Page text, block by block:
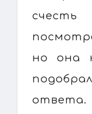
но она